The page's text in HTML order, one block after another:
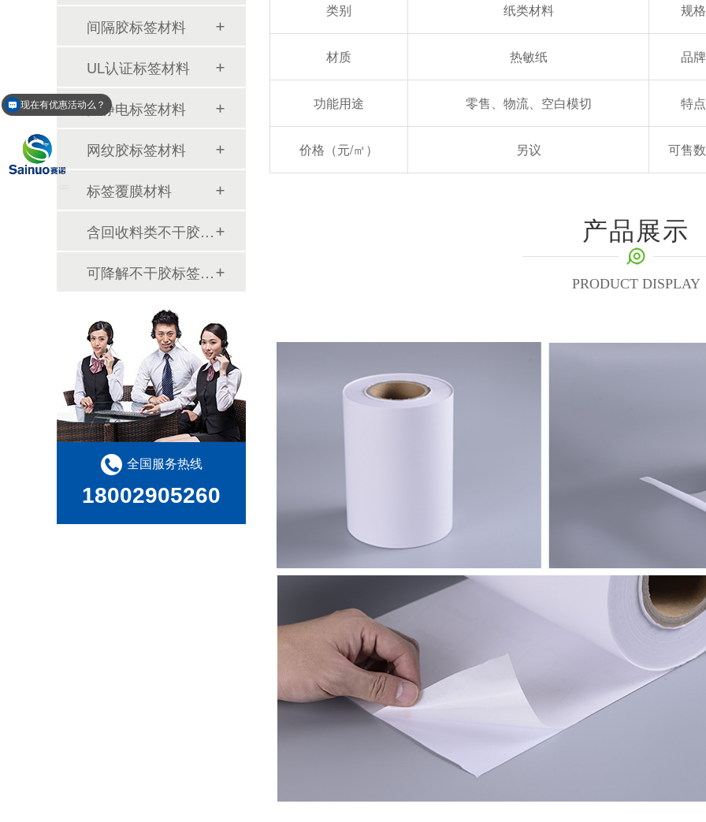
类别 纸类材料 规格
材质 热敏纸 品牌
功能用途 零售、物流、空白模切 特点
价格（元/㎡） 另议 可售
产品展示
PRODUCT DISPLAY
间隔胶标签材料
UL认证标签材料
抗静电标签材料
网纹胶标签材料
标签覆膜材料
含回收料类不干胶材料
可降解不干胶标签材料
全国服务热线
18002905260
现在有优惠活动么？